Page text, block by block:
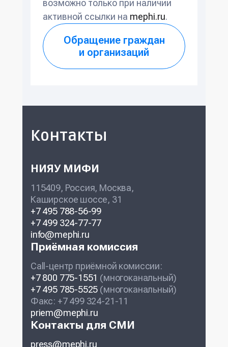
возможно только при наличии
активной ссылки на mephi.ru.
Обращение граждан
и организаций
Контакты
НИЯУ МИФИ
115409, Россия, Москва,
Каширское шоссе, 31
+7 495 788-56-99
+7 499 324-77-77
info@mephi.ru
Приёмная комиссия
Call-центр приёмной комиссии:
+7 800 775-1551 (многоканальный)
+7 495 785-5525 (многоканальный)
Факс: +7 499 324-21-11
priem@mephi.ru
Контакты для СМИ
press@mephi.ru